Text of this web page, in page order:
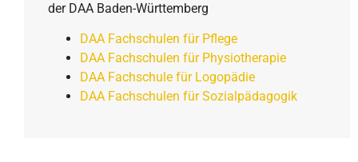
der DAA Baden-Württemberg
DAA Fachschulen für Pflege
DAA Fachschulen für Physiotherapie
DAA Fachschule für Logopädie
DAA Fachschulen für Sozialpädagogik